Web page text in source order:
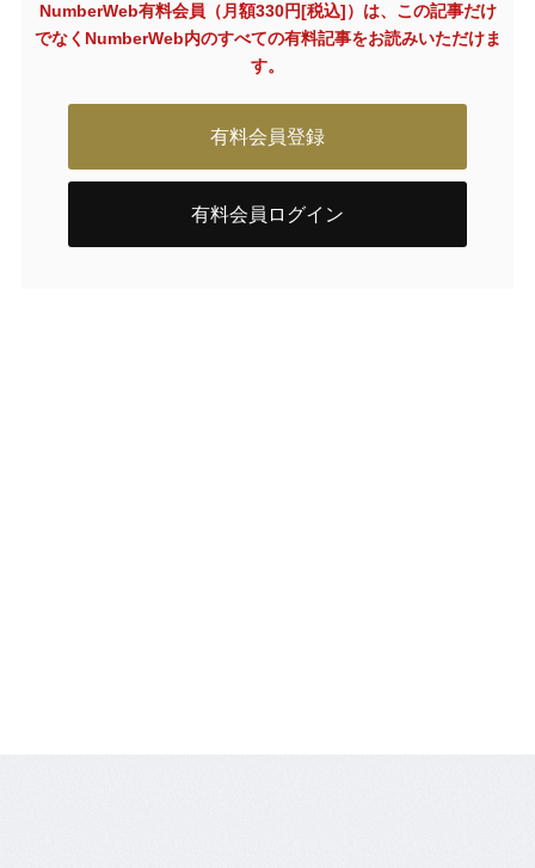
NumberWeb有料会員（月額330円[税込]）は、この記事だけ
でなく NumberWeb内のすべての有料記事をお読みいただけま
す。
有料会員登録
有料会員ログイン